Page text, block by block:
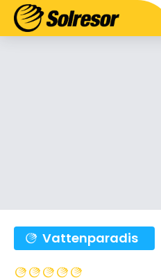
Vattenparadis